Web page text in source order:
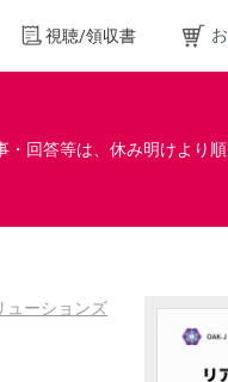
視聴/領収書
回答等は、休み明けより
ューションズ